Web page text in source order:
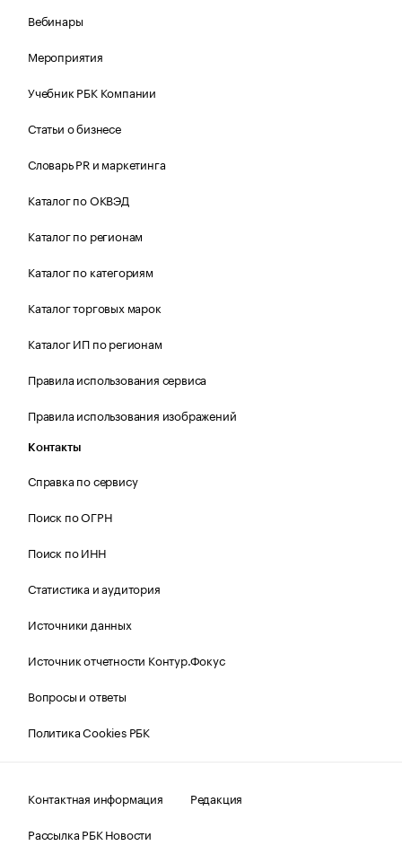
Вебинары
Мероприятия
Учебник РБК Компании
Статьи о бизнесе
Словарь PR и маркетинга
Каталог по ОКВЭД
Каталог по регионам
Каталог по категориям
Каталог торговых марок
Каталог ИП по регионам
Правила использования сервиса
Правила использования изображений
Контакты
Справка по сервису
Поиск по ОГРН
Поиск по ИНН
Статистика и аудитория
Источники данных
Источник отчетности Контур.Фокус
Вопросы и ответы
Политика Cookies РБК
Контактная информация
Редакция
Рассылка РБК Новости